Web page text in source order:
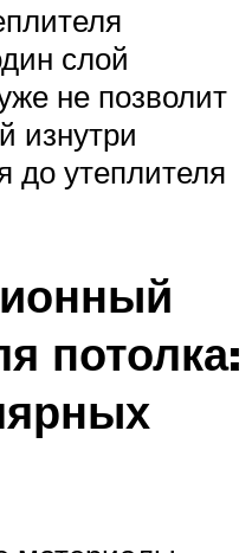
слой
не позволит
изнутри
до утеплителя
потолка: